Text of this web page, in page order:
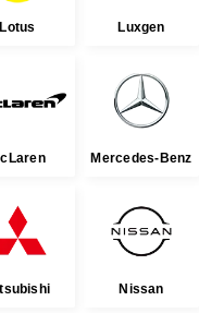
Lotus Luxgen
Mercedes-Benz
Nissan